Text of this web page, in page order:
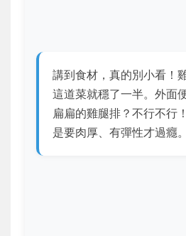
講到食材，真的別小看！
這道菜就穩了一半。外面
扁扁的雞腿排？不行不行
是要肉厚、有彈性才過癮。